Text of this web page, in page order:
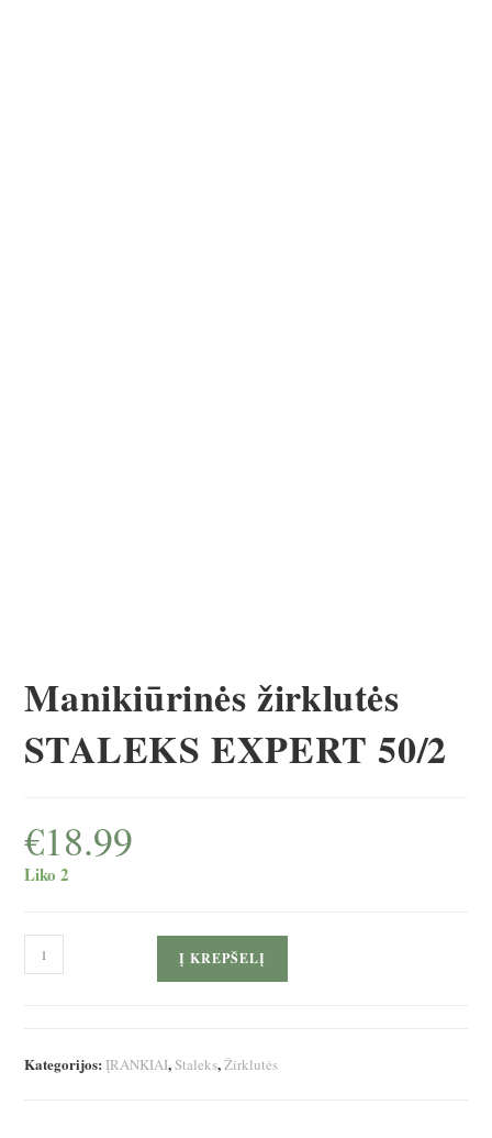
Manikiūrinės žirklutės
STALEKS EXPERT 50/2
€18.99
Liko 2
produkto
kiekis:
STALEKS
Į KREPŠELĮ
Kategorijos: ĮRANKIAI,Staleks,Žirklutės